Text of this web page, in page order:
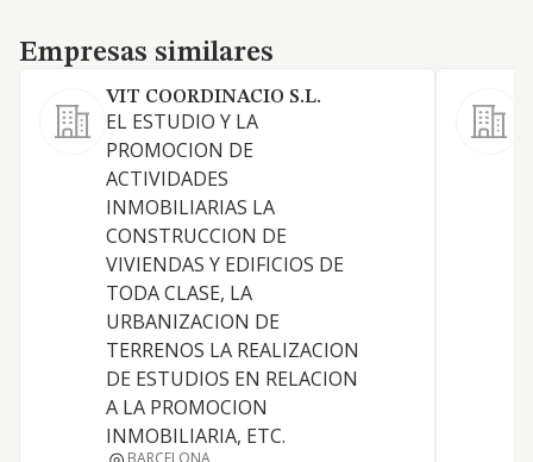
Empresas similares
Empresas similares
VIT COORDINACIO S.L.
EL ESTUDIO Y LA
PROMOCION DE
ACTIVIDADES
INMOBILIARIAS LA
CONSTRUCCION DE
VIVIENDAS Y EDIFICIOS DE
TODA CLASE, LA
URBANIZACION DE
TERRENOS LA REALIZACION
DE ESTUDIOS EN RELACION
A LA PROMOCION
INMOBILIARIA, ETC.
BARCELONA